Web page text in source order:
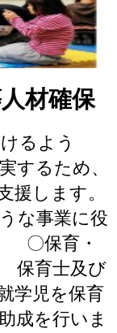
材確保
るよう
するため、
援します。
な事業に役
〇保育・
保育士及び
学児を保育
成を行いま